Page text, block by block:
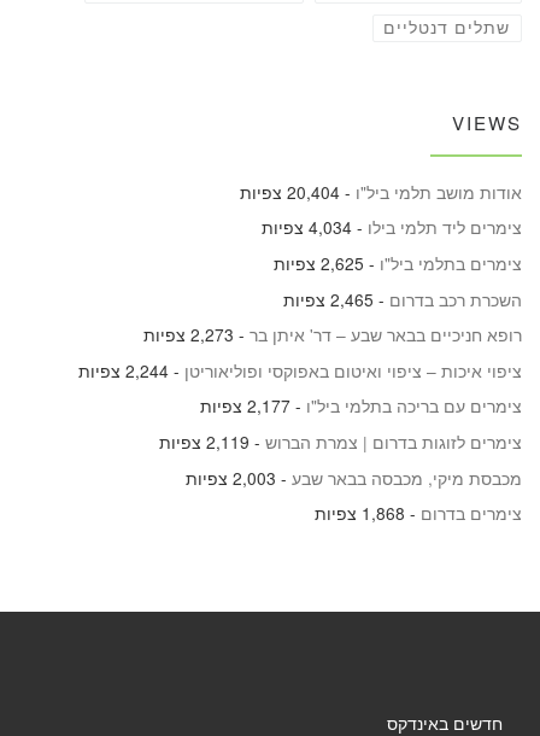
שתלים דנטליים
VIEWS
אודות מושב תלמי ביל"ו - 20,404 צפיות
צימרים ליד תלמי בילו - 4,034 צפיות
צימרים בתלמי ביל"ו - 2,625 צפיות
השכרת רכב בדרום - 2,465 צפיות
רופא חניכיים בבאר שבע – דר' איתן בר - 2,273 צפיות
ציפוי איכות – ציפוי ואיטום באפוקסי ופוליאוריטן - 2,244 צפיות
צימרים עם בריכה בתלמי ביל"ו - 2,177 צפיות
צימרים לזוגות בדרום | צמרת הברוש - 2,119 צפיות
מכבסת מיקי, מכבסה בבאר שבע - 2,003 צפיות
צימרים בדרום - 1,868 צפיות
חדשים באינדקס